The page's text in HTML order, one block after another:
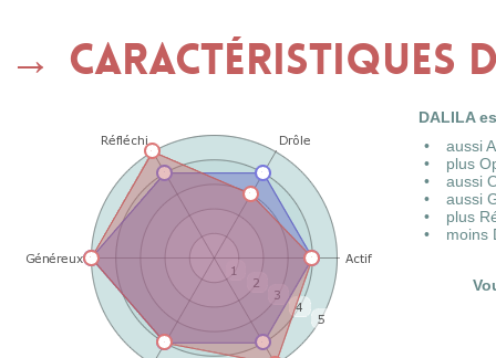
Caractéristiques
DALILA
aussi
plus
aussi
aussi
plus
moins